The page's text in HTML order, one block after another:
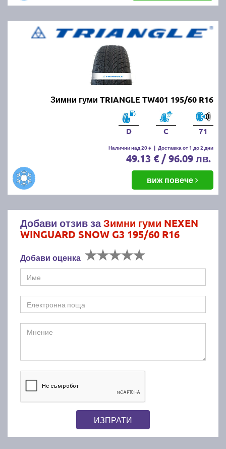
Зимни гуми TRIANGLE TW401 195/60 R16
D C 71
Налични над 20 + | Доставка от 1 до 2 дни
49.13 € / 96.09 лв.
виж повече
Добави отзив заЗимни гуми NEXEN
WINGUARD SNOW G3 195/60 R16
Добави оценка
ИЗПРАТИ